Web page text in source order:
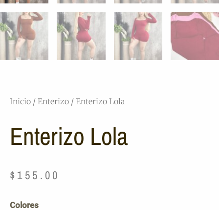
Inicio / Enterizo / Enterizo Lola
Enterizo Lola
$ 155.00
Colores
Enterizo